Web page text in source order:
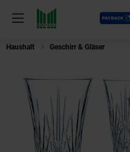
Menü
Payback
Haushalt Geschirr & Gläser